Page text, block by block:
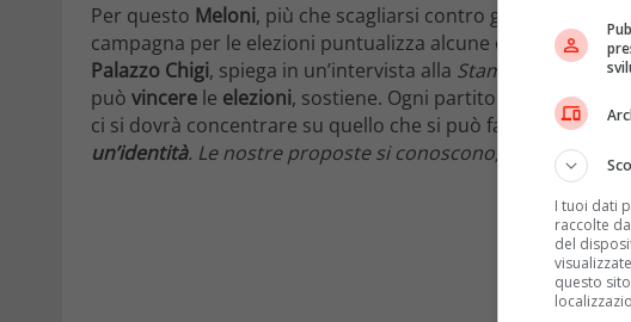
Per questo Meloni, più che scagliarsi contro gli avversari
campagna per le elezioni puntualizza alcune cose a
Palazzo Chigi, spiega in un’intervista alla Stampa .
può vincere le elezioni, sostiene. Ogni partito ha un
ci si dovrà concentrare su quello che si può fare. “
A
un’identità. Le nostre proposte si conoscono, si tratta di
I tuoi dati
raccolte
del
questo